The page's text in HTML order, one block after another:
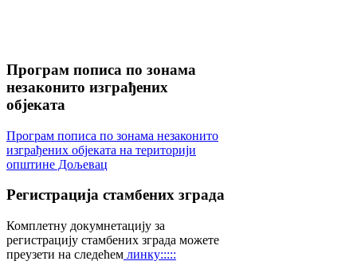
Програм пописа по зонама
незаконито изграђених
објеката
Програм пописа по зонама незаконито
изграђених објеката на територији
општине Дољевац
Регистрација стамбених зграда
Комплетну докумнетацију за
регистрацију стамбених зграда можете
преузети на следећем линку:::::